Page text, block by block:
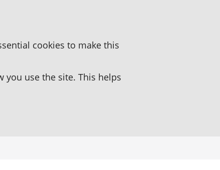
cookies to make this
use the site. This helps